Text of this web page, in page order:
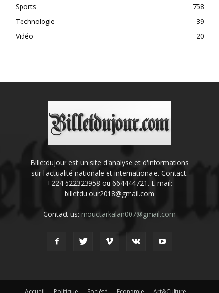
Sports
758
Technologie
39
Vidéo
20
Billetdujour est un site d'analyse et d'informations
sur l'actualité nationale et internationale. Contact:
+224 622323958 ou 664444721. E-mail:
billetdujour2018@gmail.com
Contact us: mouctarkalan007@gmail.com
Accueil Politique Société Economie Art&Culture